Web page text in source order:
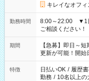
キレイなオフィ
勤務時間
8:00～22:00 ▼1
ご相談ください！
期間
【急募】即日～
更新が可能！開始
特徴 日払いOK / 履歴
勤務 / 10名以上の